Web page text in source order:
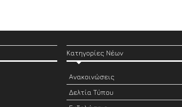
Κατηγορίες Νέων
Ανακοινώσεις
Δελτία Τύπου